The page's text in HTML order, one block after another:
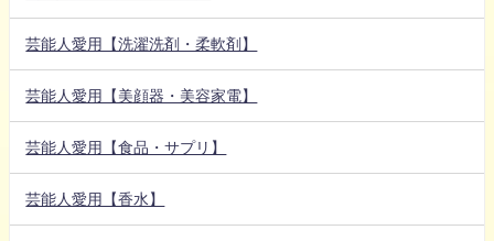
芸能人愛用【洗濯洗剤・柔軟剤】
芸能人愛用【美顔器・美容家電】
芸能人愛用【食品・サプリ】
芸能人愛用【香水】